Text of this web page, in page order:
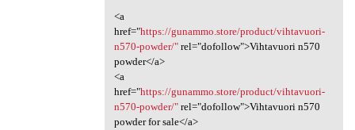
<a
href="https://gunammo.store/product/vihtavuori-
n570-powder/"rel="dofollow">Vihtavuori n570
powder</a>
<a
href="https://gunammo.store/product/vihtavuori-
n570-powder/"rel="dofollow">Vihtavuori n570
powder for sale</a>